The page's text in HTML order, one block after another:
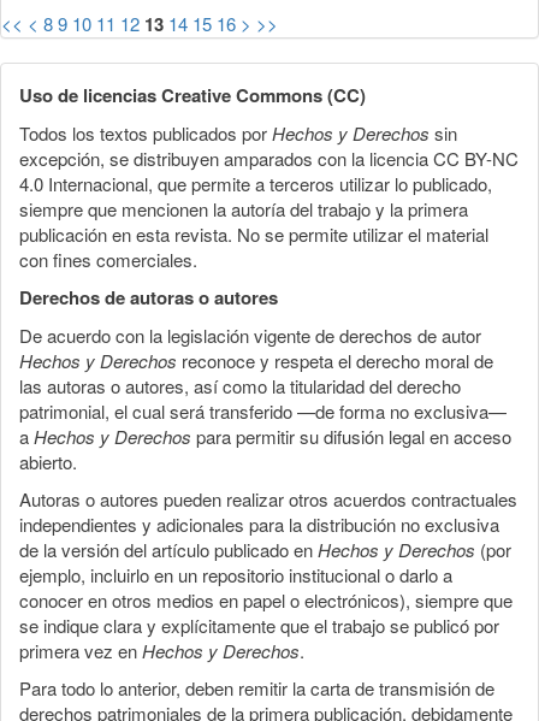
<< < 89 10 11 12 13 14 15 16 > >>
Uso de licencias Creative Commons (CC)
Todos los textos publicados porHechos y Derechos sin
excepción, se distribuyen amparados con la licencia CC BY-NC
4.0 Internacional, que permite a terceros utilizar lo publicado,
siempre que mencionen la autoría del trabajo y la primera
publicación en esta revista. No se permite utilizar el material
con fines comerciales.
Derechos de autoras o autores
De acuerdo con la legislación vigente de derechos de autor
Hechos y Derechos reconoce y respeta el derecho moral de
las autoras o autores, así como la titularidad del derecho
patrimonial, el cual será transferido —de forma no exclusiva—
aHechos y Derechos para permitir su difusión legal en acceso
abierto.
Autoras o autores pueden realizar otros acuerdos contractuales
independientes y adicionales para la distribución no exclusiva
de la versión del artículo publicado enHechos y Derechos (por
ejemplo, incluirlo en un repositorio institucional o darlo a
conocer en otros medios en papel o electrónicos), siempre que
se indique clara y explícitamente que el trabajo se publicó por
primera vez enHechos y Derechos.
Para todo lo anterior, deben remitir la carta de transmisión de
derechos patrimoniales de la primera publicación, debidamente